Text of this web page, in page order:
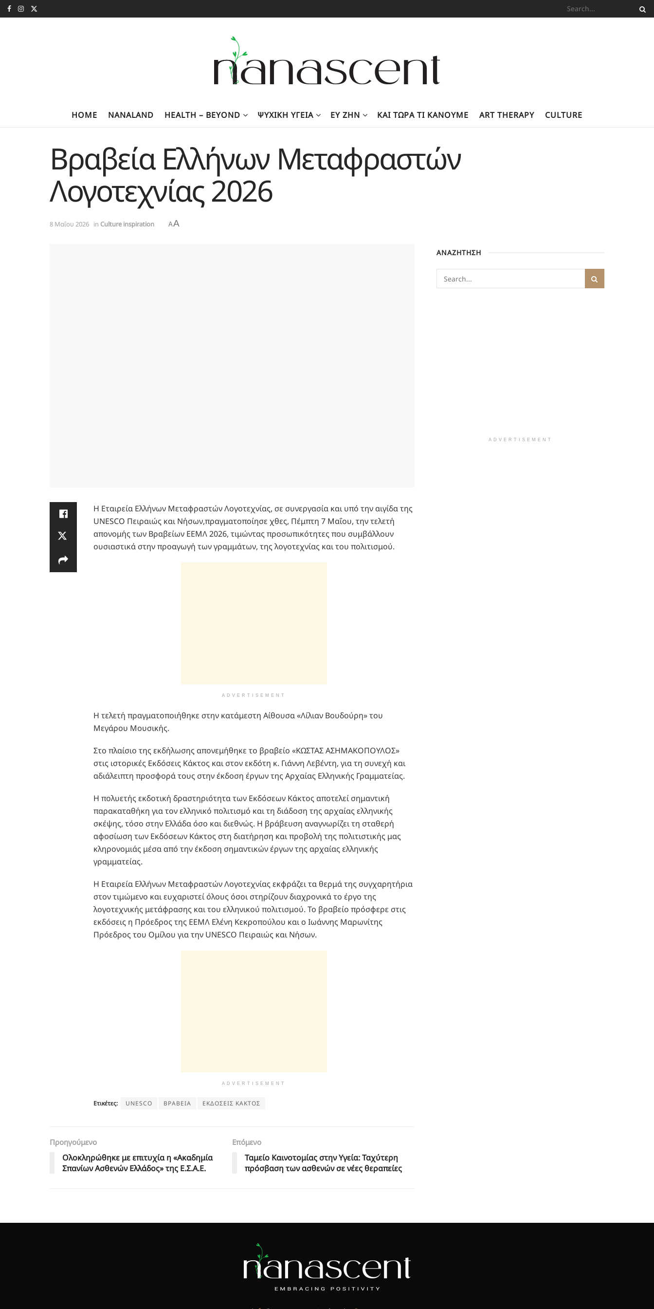
HOME NANALAND HEALTH – BEYOND ΨΥΧΙΚΉ ΥΓΕΊΑ ΕΥ ΖΗΝ KΑΙ ΤΏΡΑ ΤΙ ΚΆΝΟΥΜΕ ART THERAPY CULTURE
Βραβεία Ελλήνων Μεταφραστών
Λογοτεχνίας 2026
8 Μαΐου 2026 in Culture inspiration AA
Η Εταιρεία Ελλήνων Μεταφραστών Λογοτεχνίας, σε συνεργασία και υπό την αιγίδα της
UNESCO Πειραιώς και Νήσων,πραγματοποίησε χθες, Πέμπτη 7 Μαΐου, την τελετή
απονομής των Βραβείων ΕΕΜΛ 2026, τιμώντας προσωπικότητες που συμβάλλουν
ουσιαστικά στην προαγωγή των γραμμάτων, της λογοτεχνίας και του πολιτισμού.
ADVERTISEMENT
Η τελετή πραγματοποιήθηκε στην κατάμεστη Αίθουσα «Λίλιαν Βουδούρη» του
Μεγάρου Μουσικής.
Στο πλαίσιο της εκδήλωσης απονεμήθηκε το βραβείο «ΚΩΣΤΑΣ ΑΣΗΜΑΚΟΠΟΥΛΟΣ»
στις ιστορικές Εκδόσεις Κάκτος και στον εκδότη κ. Γιάννη Λεβέντη, για τη συνεχή και
αδιάλειπτη προσφορά τους στην έκδοση έργων της Αρχαίας Ελληνικής Γραμματείας.
Η πολυετής εκδοτική δραστηριότητα των Εκδόσεων Κάκτος αποτελεί σημαντική
παρακαταθήκη για τον ελληνικό πολιτισμό και τη διάδοση της αρχαίας ελληνικής
σκέψης, τόσο στην Ελλάδα όσο και διεθνώς. Η βράβευση αναγνωρίζει τη σταθερή
αφοσίωση των Εκδόσεων Κάκτος στη διατήρηση και προβολή της πολιτιστικής μας
κληρονομιάς μέσα από την έκδοση σημαντικών έργων της αρχαίας ελληνικής
γραμματείας.
Η Εταιρεία Ελλήνων Μεταφραστών Λογοτεχνίας εκφράζει τα θερμά της συγχαρητήρια
στον τιμώμενο και ευχαριστεί όλους όσοι στηρίζουν διαχρονικά το έργο της
λογοτεχνικής μετάφρασης και του ελληνικού πολιτισμού. Το βραβείο πρόσφερε στις
εκδόσεις η Πρόεδρος της ΕΕΜΛ Ελένη Κεκροπούλου και o Ιωάννης Μαρωνίτης
Πρόεδρος του Ομίλου για την UNESCO Πειραιώς και Νήσων.
ADVERTISEMENT
Ετικέτες: UNESCO ΒΡΑΒΕΙΑ ΕΚΔΟΣΕΙΣ ΚΑΚΤΟΣ
Προηγούμενο
Ολοκληρώθηκε με επιτυχία η «Ακαδημία
Σπανίων Ασθενών Ελλάδος» της Ε.Σ.Α.Ε.
Επόμενο
Ταμείο Καινοτομίας στην Υγεία: Ταχύτερη
πρόσβαση των ασθενών σε νέες θεραπείες
ΑΝΑΖΗΤΗΣΗ
ADVERTISEMENT